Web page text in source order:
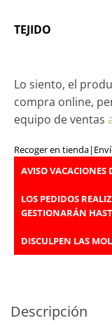
TEJIDO
Lo siento, el
compra online,
equipo de ventas
Recoger en tienda|
AVISO VACACIONES
LOS PEDIDOS
GESTIONARÁN
DISCULPEN LAS
Descripción